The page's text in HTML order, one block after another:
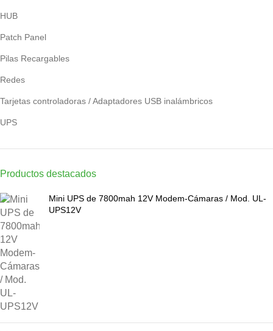
HUB
Patch Panel
Pilas Recargables
Redes
Tarjetas controladoras / Adaptadores USB inalámbricos
UPS
Productos destacados
Mini UPS de 7800mah 12V Modem-Cámaras / Mod. UL-
UPS12V